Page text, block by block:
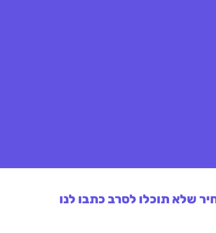
שלא תוכלו לסרב כתבו לנו